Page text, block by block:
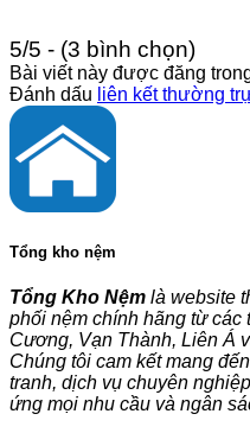
5/5 - (3 bình chọn)
Bài viết này được đăng
Đánh dấu liên kết thường
Tổng kho nệm
Tổng Kho Nệm là website
phối nệm chính hãng từ
Cương, Vạn Thành, Liên Á
Chúng tôi cam kết mang
tranh, dịch vụ chuyên
ứng mọi nhu cầu và ngân